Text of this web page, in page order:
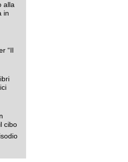
alla
in
“Il
cibo